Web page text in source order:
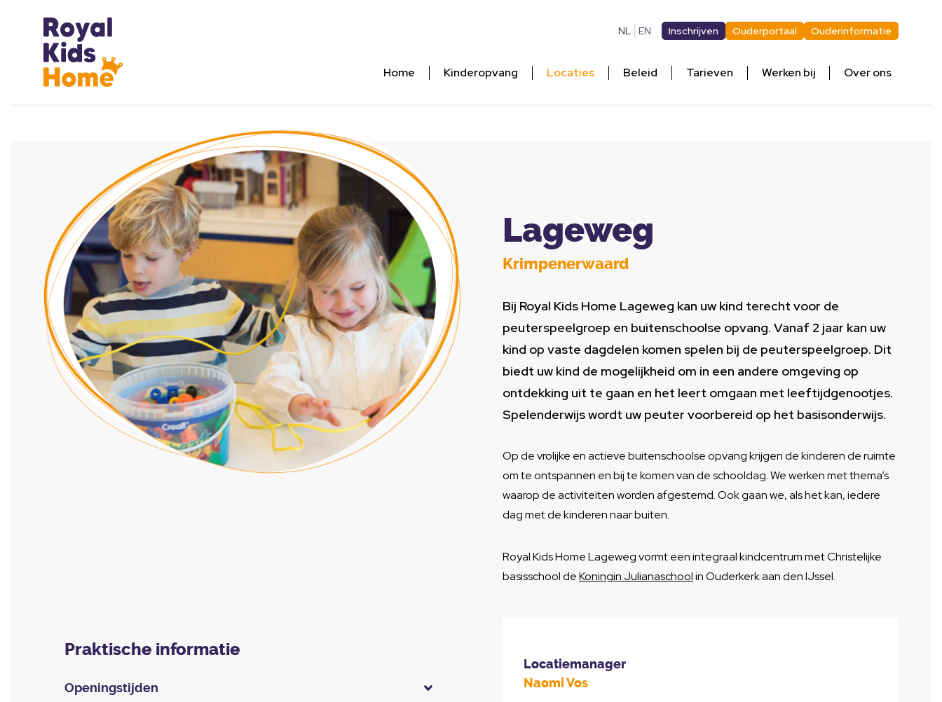
NL EN Inschrijven Ouderportaal Ouderinformatie
Home Kinderopvang Locaties Beleid Tarieven Werken bij Over ons
Lageweg
Krimpenerwaard
Bij Royal Kids Home Lageweg kan uw kind terecht voor de
peuterspeelgroep en buitenschoolse opvang. Vanaf 2 jaar kan uw
kind op vaste dagdelen komen spelen bij de peuterspeelgroep. Dit
biedt uw kind de mogelijkheid om in een andere omgeving op
ontdekking uit te gaan en het leert omgaan met leeftijdgenootjes.
Spelenderwijs wordt uw peuter voorbereid op het basisonderwijs.
Op de vrolijke en actieve buitenschoolse opvang krijgen de kinderen de ruimte
om te ontspannen en bij te komen van de schooldag. We werken met thema’s
waarop de activiteiten worden afgestemd. Ook gaan we, als het kan, iedere
dag met de kinderen naar buiten.
Royal Kids Home Lageweg vormt een integraal kindcentrum met Christelijke
basisschool deKoningin Julianaschoolin Ouderkerk aan den IJssel.
Praktische informatie
Openingstijden
Locatiemanager
Naomi Vos